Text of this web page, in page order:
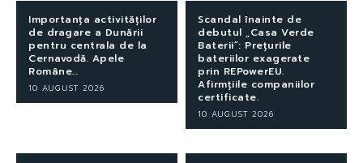
Importanța activităților
de dragare a Dunării
pentru centrala de la
Cernavodă. Apele
Române…
10 AUGUST 2026
Scandal înainte de
debutul „Casa Verde
Baterii”: Prețurile
bateriilor exagerate
prin REPowerEU.
Afirmțiile companiilor
certificate.
10 AUGUST 2026